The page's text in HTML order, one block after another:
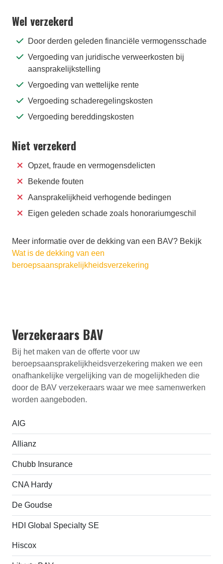
Wel verzekerd
Door derden geleden financiële vermogensschade
Vergoeding van juridische verweerkosten bij
aansprakelijkstelling
Vergoeding van wettelijke rente
Vergoeding schaderegelingskosten
Vergoeding bereddingskosten
Niet verzekerd
Opzet, fraude en vermogensdelicten
Bekende fouten
Aansprakelijkheid verhogende bedingen
Eigen geleden schade zoals honorariumgeschil
Meer informatie over de dekking van een BAV? Bekijk
Wat is de dekking van een
beroepsaansprakelijkheidsverzekering
Verzekeraars BAV
Bij het maken van de offerte voor uw
beroepsaansprakelijk­heids­verzekering maken we een
onafhankelijke vergelijking van de mogelijkheden die
door de BAV verzekeraars waar we mee samenwerken
worden aangeboden.
AIG
Allianz
Chubb Insurance
CNA Hardy
De Goudse
HDI Global Specialty SE
Hiscox